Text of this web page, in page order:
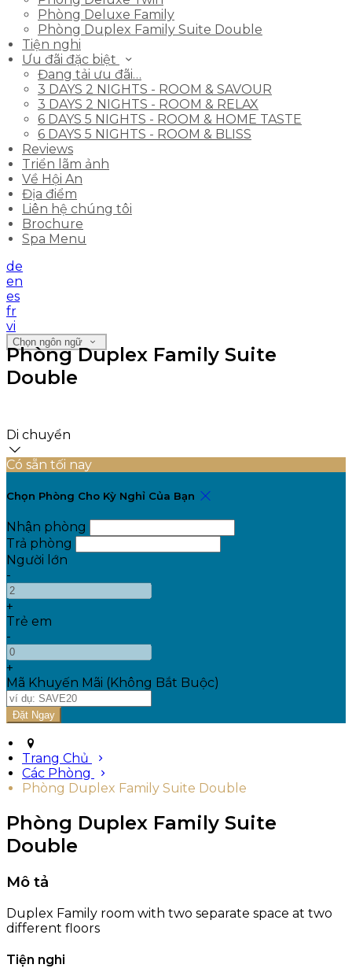
Phòng Deluxe Family
Phòng Duplex Family Suite Double
Tiện nghi
Ưu đãi đặc biệt
Đang tải ưu đãi…
3 DAYS 2 NIGHTS - ROOM & SAVOUR
3 DAYS 2 NIGHTS - ROOM & RELAX
6 DAYS 5 NIGHTS - ROOM & HOME TASTE
6 DAYS 5 NIGHTS - ROOM & BLISS
Reviews
Triển lãm ảnh
Về Hội An
Địa điểm
Liên hệ chúng tôi
Brochure
Spa Menu
de
en
es
fr
vi
Chọn ngôn ngữ
Phòng Duplex Family Suite
Double
Di chuyển
Có sẵn tối nay
Chọn Phòng Cho Kỳ Nghỉ Của Bạn
Nhận phòng
Trả phòng
Người lớn
-
+
Trẻ em
-
+
Mã Khuyến Mãi ( Không Bắt Buộc)
Trang Chủ
Các Phòng
Phòng Duplex Family Suite Double
Phòng Duplex Family Suite
Double
Mô tả
Duplex Family room with two separate space at two
different floors
Tiện nghi